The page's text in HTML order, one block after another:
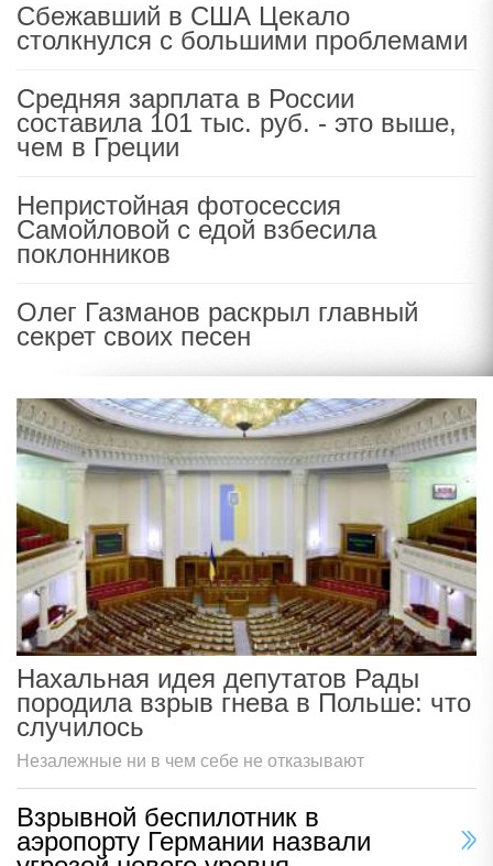
Сбежавший в США Цекало
столкнулся с большими проблемами
Средняя зарплата в России
составила 101 тыс. руб. - это выше,
чем в Греции
Непристойная фотосессия
Самойловой с едой взбесила
поклонников
Олег Газманов раскрыл главный
секрет своих песен
Нахальная идея депутатов Рады
породила взрыв гнева в Польше: что
случилось
Незалежные ни в чем себе не отказывают
Взрывной беспилотник в
аэропорту Германии назвали